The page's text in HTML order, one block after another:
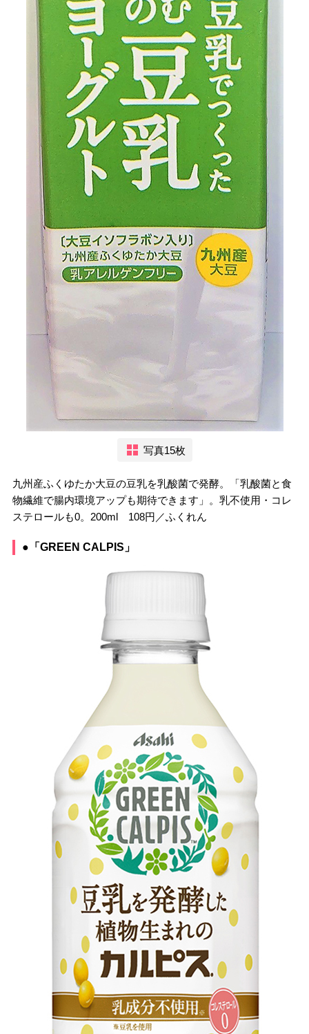
写真15枚
九州産ふくゆたか大豆の豆乳を乳酸菌で発酵。「乳酸菌と食
物繊維で腸内環境アップも期待できます」。乳不使用・コレ
ステロールも0。200ml 108円／ふくれん
●「GREEN CALPIS」